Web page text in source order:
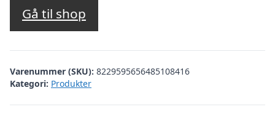
Gå til shop
Varenummer (SKU): 8229595656485108416
Kategori: Produkter